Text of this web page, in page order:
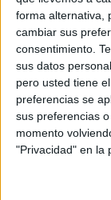
forma alternativa,
cambiar sus
consentimiento.
sus datos
pero usted tiene
preferencias se
sus preferencias
momento
"Privacidad" en la
Y eso que el
ilusionante para
que tuvieron los
inaugurar la
ya que a partir
superiores
Los dos goles